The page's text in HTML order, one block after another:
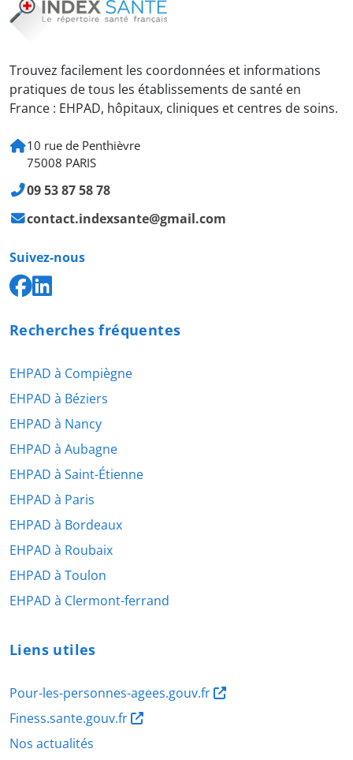
Trouvez facilement les coordonnées et informations
pratiques de tous les établissements de santé en
France : EHPAD, hôpitaux, cliniques et centres de soins.
10 rue de Penthièvre
75008 PARIS
09 53 87 58 78
contact.indexsante@gmail.com
Suivez-nous
Recherches fréquentes
EHPAD à Compiègne
EHPAD à Béziers
EHPAD à Nancy
EHPAD à Aubagne
EHPAD à Saint-Étienne
EHPAD à Paris
EHPAD à Bordeaux
EHPAD à Roubaix
EHPAD à Toulon
EHPAD à Clermont-ferrand
Liens utiles
Pour-les-personnes-agees.gouv.fr
Finess.sante.gouv.fr
Nos actualités